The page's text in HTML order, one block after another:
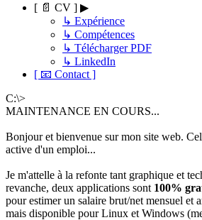
[ 📄 CV ] ▶
↳ Expérience
↳ Compétences
↳ Télécharger PDF
↳ LinkedIn
[ 📧 Contact ]
C:\>
MAINTENANCE EN COURS...
Bonjour et bienvenue sur mon site web.
active d'un emploi...
Je m'attelle à la refonte tant graphique et
revanche, deux applications sont 100%
pour estimer un salaire brut/net mensuel et
mais disponible pour Linux et Windows